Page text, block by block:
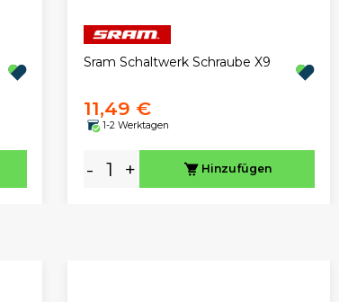
Sram Schaltwerk Schraube X9
11,49 €
1-2 Werktagen
- + Hinzufügen